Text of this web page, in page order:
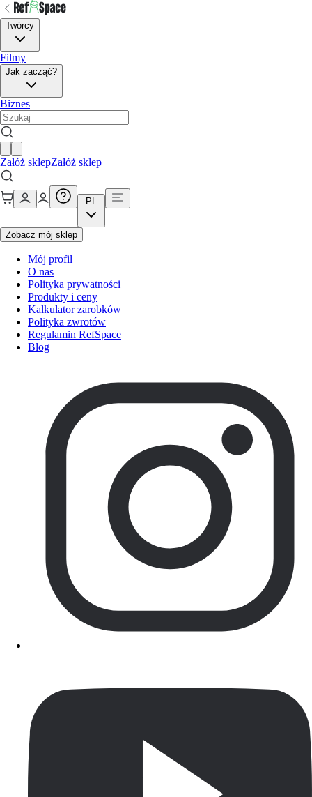
Twórcy
Filmy
Jak zacząć?
Biznes
Załóż sklepZałóż sklep
PL
Zobacz mój sklep
Mój profil
O nas
Polityka prywatności
Produkty i ceny
Kalkulator zarobków
Polityka zwrotów
Regulamin RefSpace
Blog